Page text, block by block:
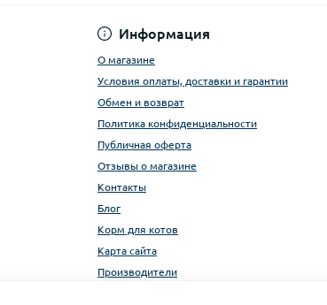
Информация
О магазине
Условия оплаты, доставки и гарантии
Обмен и возврат
Политика конфиденциальности
Публичная оферта
Отзывы о магазине
Контакты
Блог
Корм для котов
Карта сайта
Производители